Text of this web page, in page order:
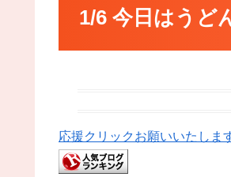
1/6 今日はうど
応援クリックお願いいたしま